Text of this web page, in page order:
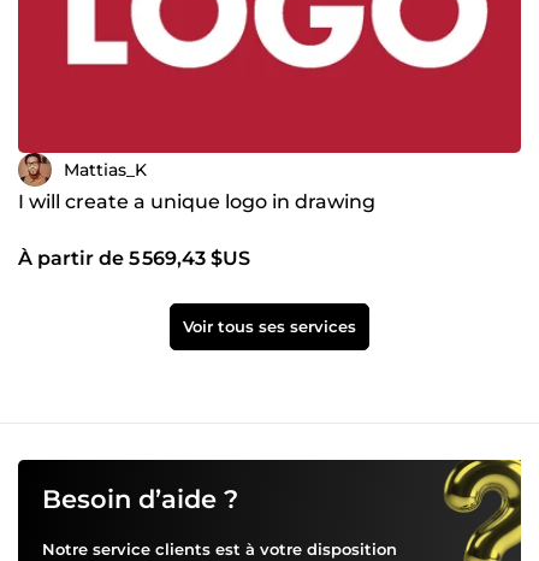
Mattias_K
I will create a unique logo in drawing
À partir de 5 569,43 $US
Voir tous ses services
Besoin d’aide ?
Notre service clients est à votre disposition